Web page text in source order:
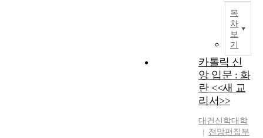
목
차
보
기
카톨릭 신
앙 입문 : 화
란 <<새 교
리서>>
대건신학대학
전망편집부